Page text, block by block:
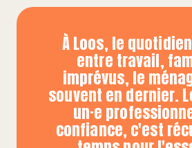
À Loos, le
entre travail,
imprévus, le
souvent en dernier.
un·e
confiance, c'est